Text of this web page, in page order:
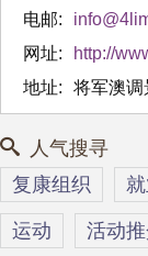
电邮:
网址:
http://
地址:
将军澳调
人气搜寻
复康组织
运动 活动